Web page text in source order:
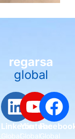
regarsa
global
Linkedin
Global
Youtube
GlobalGlobal